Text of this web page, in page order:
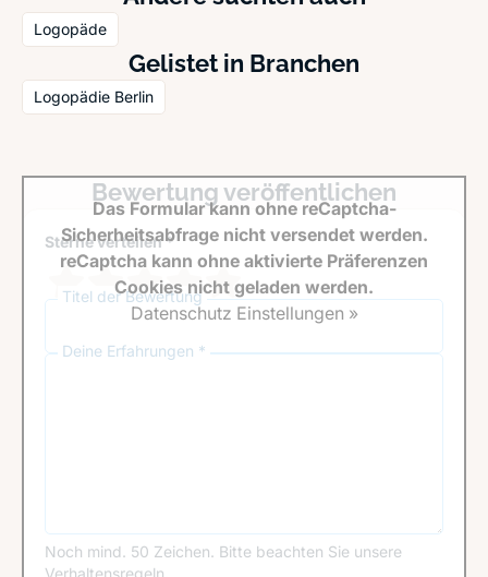
Logopäde
Gelistet in Branchen
Logopädie Berlin
Bewertung veröffentlichen
Sterne verteilen *
Titel der Bewertung
Deine Erfahrungen *
Noch mind. 50 Zeichen. Bitte beachten Sie unsere
Verhaltensregeln.
Das Formular kann ohne reCaptcha-
Sicherheitsabfrage nicht versendet werden.
reCaptcha kann ohne aktivierte Präferenzen
Cookies nicht geladen werden.
Datenschutz Einstellungen »